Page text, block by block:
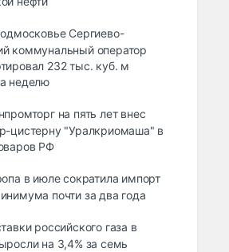
Сергиево-
коммунальный оператор
232 тыс. куб. м
неделю
на пять лет внес
цистерну "Уралкриомаша" в
РФ
в июле сократила импорт
почти за два года
российского газа в
на 3,4% за семь